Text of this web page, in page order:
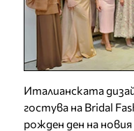
Италианската
гостува на Bridal
рожден ден на